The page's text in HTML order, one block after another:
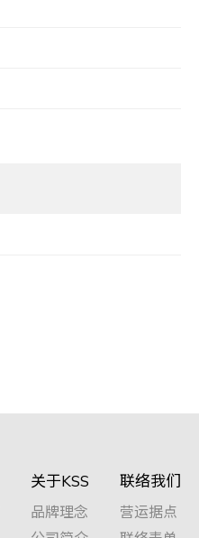
关于KSS
品牌理念
联络我们
营运据点